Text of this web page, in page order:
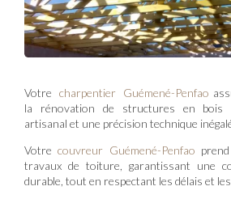
Votre charpentier Guémené-Penfao
la rénovation de structures en bois
artisanal et une précision technique
Votrecouvreur Guémené-Penfao
travaux de toiture, garantissant une
durable, tout en respectant les délais et